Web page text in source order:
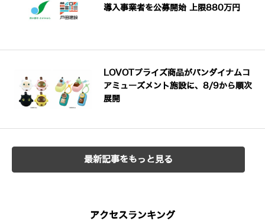
導入事業者を公募開始 上限880万円
LOVOTプライズ商品がバンダイナムコ
アミューズメント施設に、8/9から順次
展開
最新記事をもっと見る
アクセスランキング